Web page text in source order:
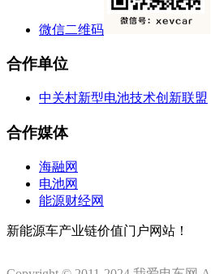
微信二维码
合作单位
中关村新型电池技术创新联盟
合作媒体
海融网
电池网
能源财经网
新能源车产业链价值门户网站！